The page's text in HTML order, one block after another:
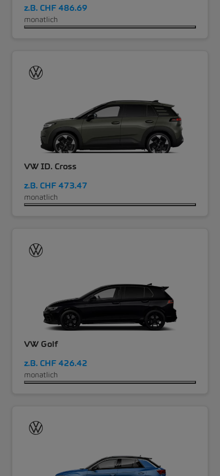
z.B. CHF 486.69
monatlich
VW ID. Cross
z.B. CHF 473.47
monatlich
VW Golf
z.B. CHF 426.42
monatlich